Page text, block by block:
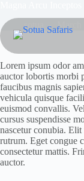
sotua
March
Lorem ipsum odor
auctor lobortis morbi
faucibus magnis
vehicula quisque
euismod convallis.
cursus suspendisse
nascetur conubia.
rutrum. Eget congue
consectetur mattis.
auctor.